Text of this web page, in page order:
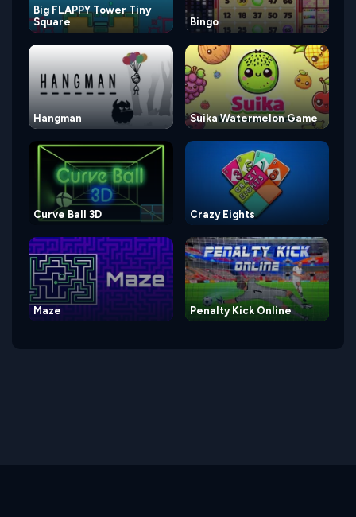
Big FLAPPY Tower Tiny
Square
Bingo
Hangman Suika Watermelon Game
Curve Ball 3D Crazy Eights
Maze Penalty Kick Online